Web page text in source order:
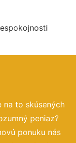
na to skúsených
peniaz?
ponuku nás